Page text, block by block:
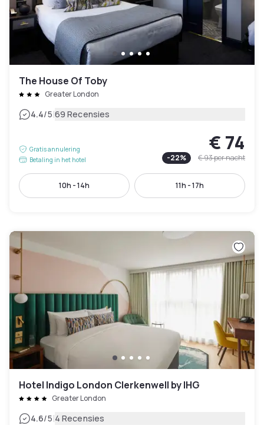
The House Of Toby
Greater London
4.4/5|69 Recensies
Gratis annulering
Betaling in het hotel
€ 74
-22% € 93per nacht
10h - 14h 11h - 17h
Hotel Indigo London Clerkenwell by IHG
Greater London
4.6/5|4 Recensies